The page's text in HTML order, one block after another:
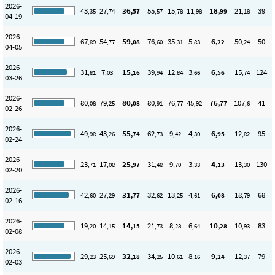
2026-
04-19
43,35 27,74 36,57 55,57 15,78 11,98 18,99 21,18 39
2026-
04-05
67,89 54,77 59,08 76,60 35,31 5,83 6,22 50,24 50
2026-
03-26
31,81 7,03 15,16 39,94 12,84 3,66 6,56 15,74 124
2026-
02-26
80,08 79,25 80,08 80,91 76,77 45,92 76,77 107,6 41
2026-
02-24
49,98 43,26 55,74 62,73 9,42 4,30 6,95 12,82 95
2026-
02-20
23,71 17,08 25,97 31,48 9,70 3,33 4,13 13,30 130
2026-
02-16
42,60 27,29 31,77 32,62 13,25 4,61 6,08 18,79 68
2026-
02-08
19,20 14,15 14,15 21,73 8,28 6,64 10,28 10,93 83
2026-
02-03
29,23 25,69 32,18 34,25 10,61 8,16 9,24 12,37 79